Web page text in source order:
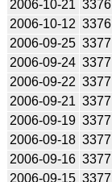
2006-10-21 3376
2006-10-12 3376
2006-09-25 3377
2006-09-24 3377
2006-09-22 3377
2006-09-21 3377
2006-09-19 3377
2006-09-18 3377
2006-09-16 3377
2006-09-15 3377